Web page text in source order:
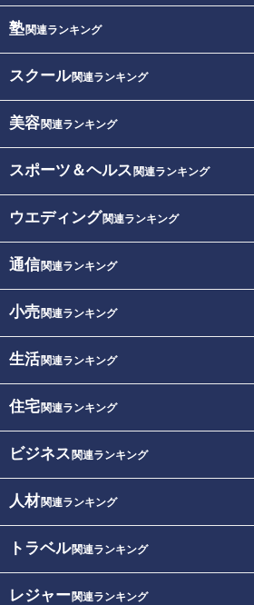
塾関連ランキング
スクール関連ランキング
美容関連ランキング
スポーツ＆ヘルス 関連ランキング
ウエディング関連ランキング
通信関連ランキング
小売関連ランキング
生活関連ランキング
住宅関連ランキング
ビジネス 関連ランキング
人材関連ランキング
トラベル関連ランキング
レジャー関連ランキング